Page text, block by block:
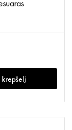
krepšelį